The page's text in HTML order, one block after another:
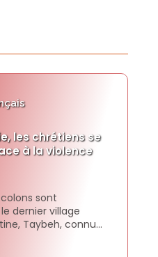
les chrétiens se
à la violence
sont
dernier village
Taybeh, connu